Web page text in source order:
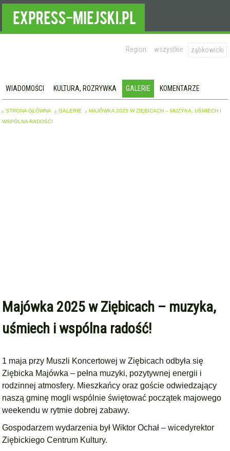
Region: wszystkie ząbkowicki
WIADOMOŚCI KULTURA, ROZRYWKA GALERIE KOMENTARZE
STRONA GŁÓWNA GALERIE
MAJÓWKA 2025 W ZIĘBICACH – MUZYKA, UŚMIECH I
WSPÓLNA RADOŚĆ!
Majówka 2025 w Ziębicach – muzyka,
uśmiech i wspólna radość!
1 maja przy Muszli Koncertowej w Ziębicach odbyła się
Ziębicka Majówka – pełna muzyki, pozytywnej energii i
rodzinnej atmosfery. Mieszkańcy oraz goście odwiedzający
naszą gminę mogli wspólnie świętować początek majowego
weekendu w rytmie dobrej zabawy.
Gospodarzem wydarzenia był Wiktor Ochał – wicedyrektor
Ziębickiego Centrum Kultury.